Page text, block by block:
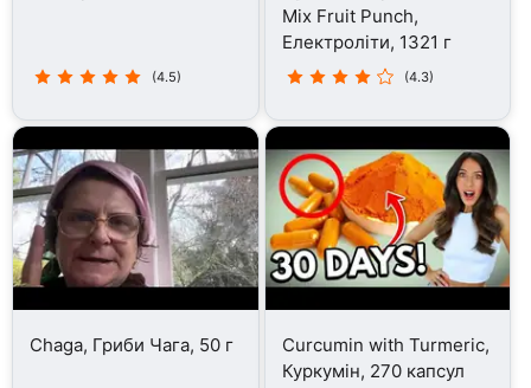
(4.5)
Mix Fruit Punch,
Електроліти, 1321 г
(4.3)
Chaga, Гриби Чага, 50 г
Curcumin with Turmeric,
Куркумін, 270 капсул